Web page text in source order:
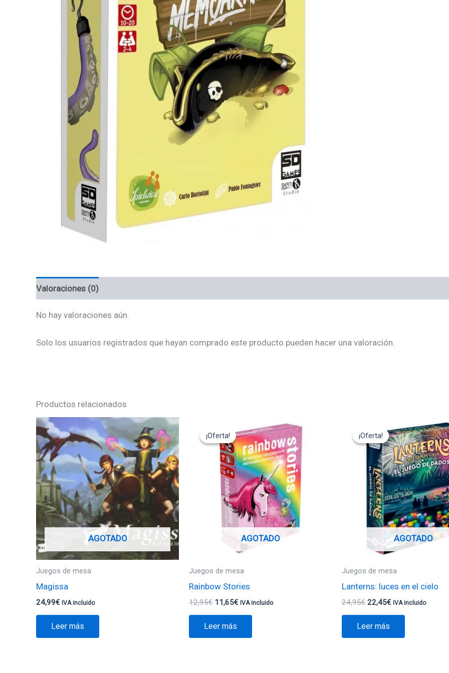
Valoraciones (0)
No hay valoraciones aún.
Solo los usuarios registrados que hayan comprado este producto pueden hacer una valoración.
Productos relacionados
AGOTADO
Juegos de mesa
Magissa
24,99€ IVA incluido
Leer más
¡Oferta!
AGOTADO
¡Oferta!
Juegos de mesa
Rainbow Stories
12,95€
precio
original
era:
12,95€.
11,65€
precio
actual
es:
11,65€.
IVA incluido
Leer más
¡Oferta!
AGOTADO
¡Oferta!
Juegos de mesa
Lanterns: luces en el cielo
24,95€
precio
original
era:
24,95€.
22,45€
precio
actual
es:
22,45€.
IVA incluido
Leer más